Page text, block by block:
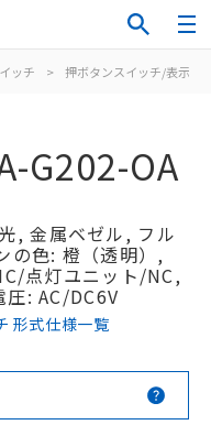
ッチ > 押ボタンスイッチ/表示灯
G202-OA
, 金属ベゼル, フル
の色: 橙（透明）,
点灯ユニット/NC,
: AC/DC6V
形式仕様一覧